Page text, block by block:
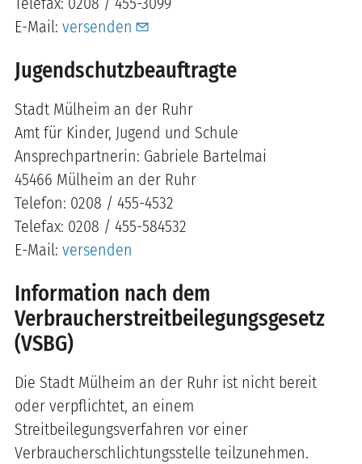
E-Mail: versenden
Jugendschutzbeauftragte
Stadt Mülheim an der Ruhr
Amt für Kinder, Jugend und Schule
Ansprechpartnerin: Gabriele Bartelmai
45466 Mülheim an der Ruhr
Telefon: 0208 / 455-4532
Telefax: 0208 / 455-584532
E-Mail: versenden
Information nach dem
Verbraucherstreitbeilegungsgesetz
(VSBG)
Die Stadt Mülheim an der Ruhr ist nicht bereit
oder verpflichtet, an einem
Streitbeilegungsverfahren vor einer
Verbraucherschlichtungsstelle teilzunehmen.